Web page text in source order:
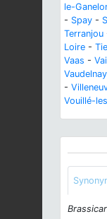
le-
- Spay -
Terranjou
Loire -
Vaas -
Vaudelnay
-
Vouillé-